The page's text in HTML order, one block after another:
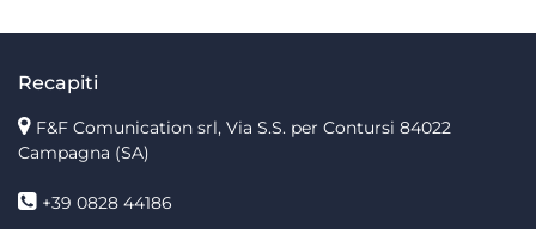
Recapiti
F&F Comunication srl, Via S.S. per Contursi 84022
Campagna (SA)
+39 0828 44186